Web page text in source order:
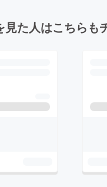
見た人はこちらも